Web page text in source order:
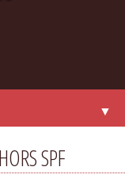
▼
SPF